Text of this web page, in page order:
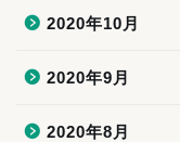
2020年10月
2020年9月
2020年8月